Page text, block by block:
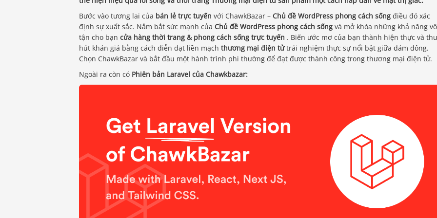
Bước vào tương lai của bán lẻ trực tuyến với ChawkBazar – Chủ đề WordPress phong cách sống điều đó xác
định sự xuất sắc. Nắm bắt sức mạnh của Chủ đề WordPress phong cách sống và mở khóa những khả năng vô
tận cho bạn cửa hàng thời trang & phong cách sống trực tuyến . Biến ước mơ của bạn thành hiện thực và thu
hút khán giả bằng cách diễn đạt liền mạch thương mại điện tửtrải nghiệm thực sự nổi bật giữa đám đông.
Chọn ChawkBazar và bắt đầu một hành trình phi thường để đạt được thành công trong thương mại điện tử.
Ngoài ra còn có Phiên bản Laravel của Chawkbazar: